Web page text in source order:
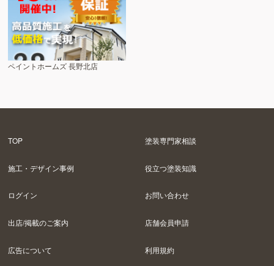
ペイントホームズ 長野北店
TOP 塗装専門家相談
施工・デザイン事例 役立つ塗装知識
ログイン お問い合わせ
出店/掲載のご案内 店舗会員申請
広告について 利用規約